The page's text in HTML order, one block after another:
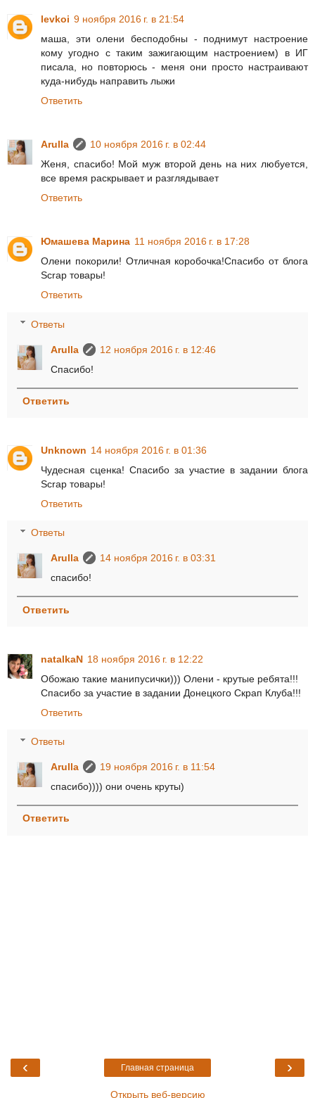
levkoi 9 ноября 2016 г. в 21:54
маша, эти олени бесподобны - поднимут настроение
кому угодно с таким зажигающим настроением) в ИГ
писала, но повторюсь - меня они просто настраивают
куда-нибудь направить лыжи
Ответить
Arulla
10 ноября 2016 г. в 02:44
Женя, спасибо! Мой муж второй день на них любуется,
все время раскрывает и разглядывает
Ответить
Юмашева Марина 11 ноября 2016 г. в 17:28
Олени покорили! Отличная коробочка!Спасибо от блога
Scrap товары!
Ответить
Ответы
Arulla
12 ноября 2016 г. в 12:46
Спасибо!
Ответить
Unknown 14 ноября 2016 г. в 01:36
Чудесная сценка! Спасибо за участие в задании блога
Scrap товары!
Ответить
Ответы
Arulla
14 ноября 2016 г. в 03:31
спасибо!
Ответить
natalkaN 18 ноября 2016 г. в 12:22
Обожаю такие манипусички))) Олени - крутые ребята!!!
Спасибо за участие в задании Донецкого Скрап Клуба!!!
Ответить
Ответы
Arulla
19 ноября 2016 г. в 11:54
спасибо)))) они очень круты)
Ответить
‹ ›
Главная страница
Открыть веб-версию